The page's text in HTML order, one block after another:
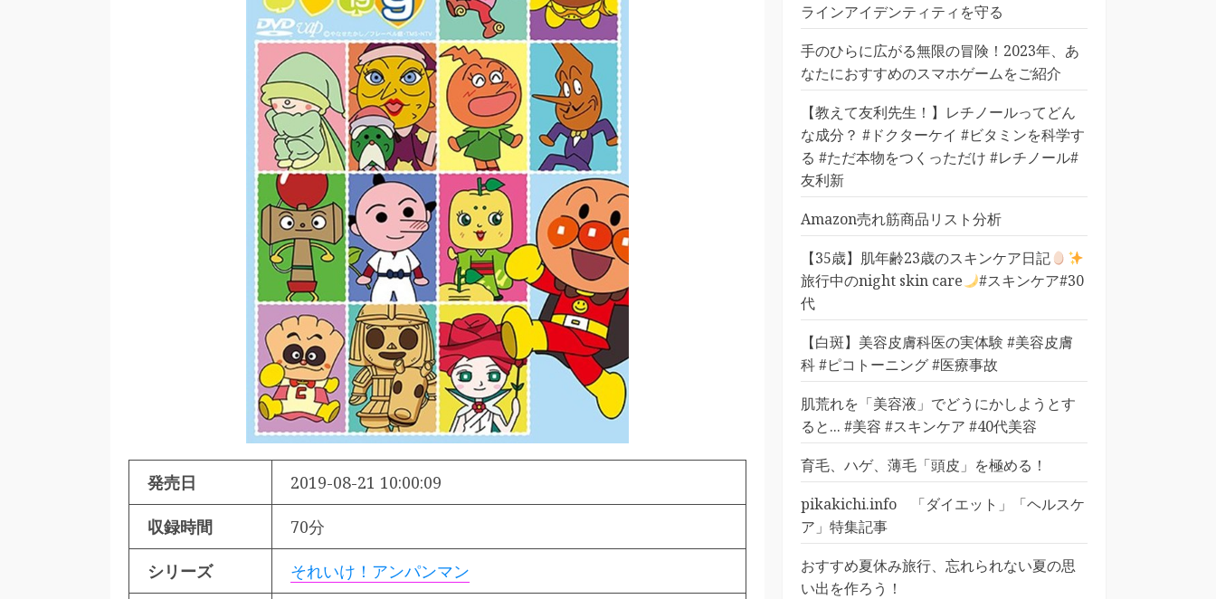
発売日 2019-08-21 10:00:09
収録時間 70分
シリーズ それいけ！アンパンマン
ラインアイデンティティを守る
手のひらに広がる無限の冒険！2023年、あ
なたにおすすめのスマホゲームをご紹介
【教えて友利先生！】レチノールってどん
な成分？ #ドクターケイ #ビタミンを科学す
る #ただ本物をつくっただけ #レチノール#
友利新
Amazon売れ筋商品リスト分析
【35歳】肌年齢23歳のスキンケア日記
旅行中のnight skin care
#スキンケア#30
代
【白斑】美容皮膚科医の実体験 #美容皮膚
科 #ピコトーニング #医療事故
肌荒れを「美容液」でどうにかしようとす
ると... #美容 #スキンケア #40代美容
育毛、ハゲ、薄毛「頭皮」を極める！
pikakichi.info 「ダイエット」「ヘルスケ
ア」特集記事
おすすめ夏休み旅行、忘れられない夏の思
い出を作ろう！